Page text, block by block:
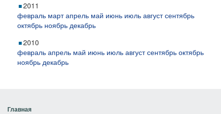
2011
февраль март апрель май июнь июль август сентябрь
октябрь ноябрь декабрь
2010
февраль апрель май июнь июль август сентябрь октябрь
ноябрь декабрь
Главная